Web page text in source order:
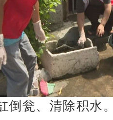
倒瓮、清除积水